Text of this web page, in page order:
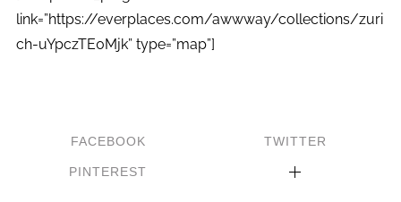
link=”https://everplaces.com/awwway/collections/zuri
ch-uYpczTE0Mjk” type=”map”]
FACEBOOK TWITTER
PINTEREST